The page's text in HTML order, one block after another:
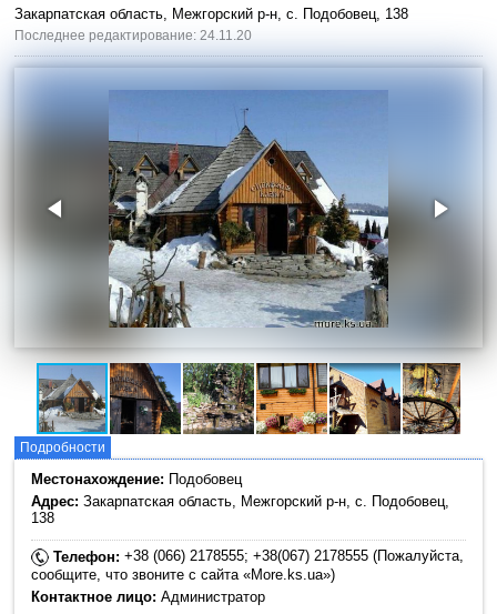
Закарпатская область, Межгорский р-н, с. Подобовец, 138
Последнее редактирование: 24.11.20
Подробности
Местонахождение: Подобовец
Адрес: Закарпатская область, Межгорский р-н, с. Подобовец,
138
Телефон:+38 (066) 2178555; +38(067) 2178555 (Пожалуйста,
сообщите, что звоните с сайта «More.ks.ua»)
Контактное лицо: Администратор